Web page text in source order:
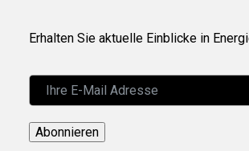
Erhalten Sie aktuelle Einblicke in
Abonnieren